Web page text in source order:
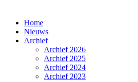
Home
Nieuws
Archief
Archief 2026
Archief 2025
Archief 2024
Archief 2023